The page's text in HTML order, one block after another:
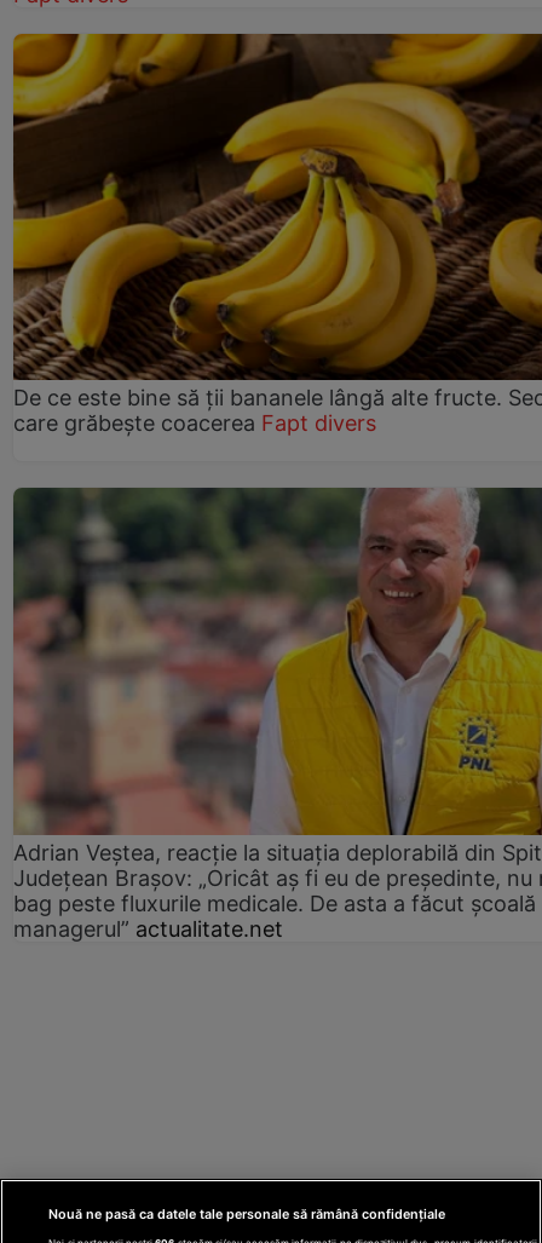
De ce este bine să ții bananele lângă alte fructe.
care grăbește coacerea Fapt divers
Adrian Veștea, reacție la situația deplorabilă din
Județean Brașov: „Oricât aș fi eu de președinte, nu
bag peste fluxurile medicale. De asta a făcut școală
managerul” actualitate.net
Nouă ne pasă ca datele tale personale să rămână confidențiale